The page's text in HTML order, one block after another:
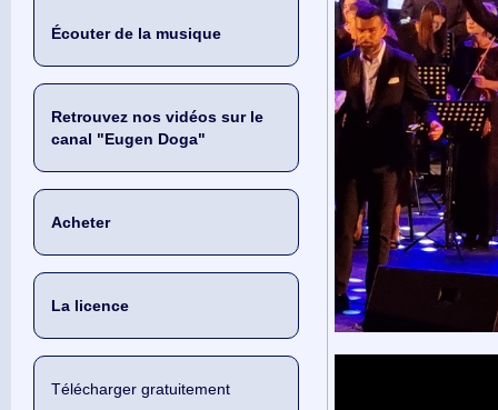
Écouter de la musique
Retrouvez nos vidéos sur le
canal "Eugen Doga"
Acheter
La licence
Télécharger gratuitement